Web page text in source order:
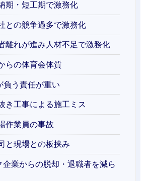
期・短工期で激務化
との競争過多で激務化
離れが進み人材不足で激務化
らの体育会体質
負う責任が重い
き工事による施工ミス
作業員の事故
と現場との板挟み
企業からの脱却・退職者を減ら